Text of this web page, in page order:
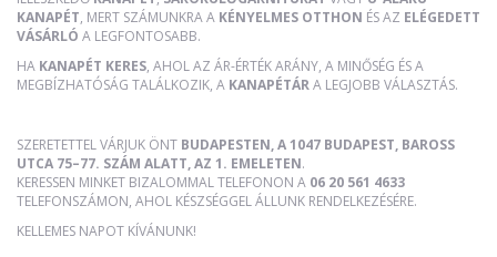
KANAPÉT, MERT SZÁMUNKRA A KÉNYELMES OTTHON ÉS AZ ELÉGEDETT
VÁSÁRLÓ A LEGFONTOSABB.
HA KANAPÉT KERES, AHOL AZ ÁR-ÉRTÉK ARÁNY, A MINŐSÉG ÉS A
MEGBÍZHATÓSÁG TALÁLKOZIK, A KANAPÉTÁRA LEGJOBB VÁLASZTÁS.
SZERETETTEL VÁRJUK ÖNT BUDAPESTEN, A 1047 BUDAPEST, BAROSS
UTCA 75–77. SZÁM ALATT, AZ 1. EMELETEN.
KERESSEN MINKET BIZALOMMAL TELEFONON A 06 20 561 4633
TELEFONSZÁMON, AHOL KÉSZSÉGGEL ÁLLUNK RENDELKEZÉSÉRE.
KELLEMES NAPOT KÍVÁNUNK!